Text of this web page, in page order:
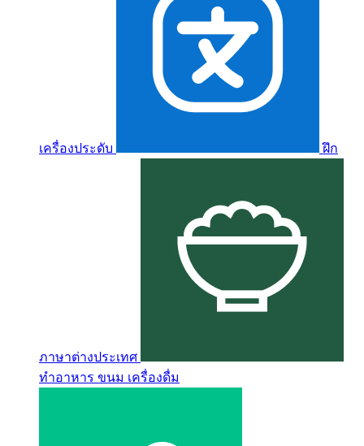
เครื่องประดับ ฝึก
ภาษาต่างประเทศ
ทำอาหาร ขนม เครื่องดื่ม